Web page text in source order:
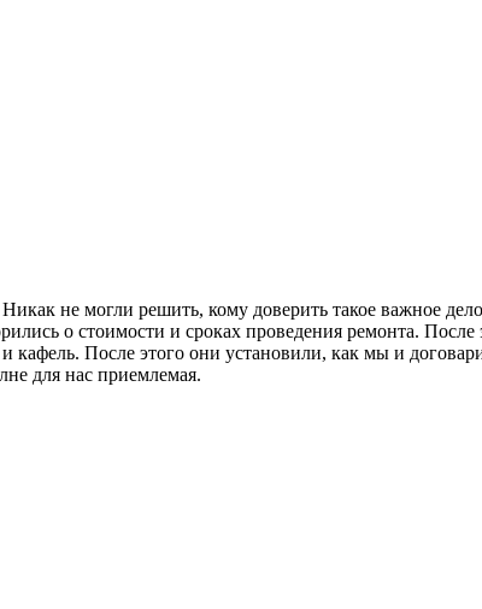
не могли решить, кому доверить такое важное
о стоимости и сроках проведения ремонта. После
После этого они установили, как мы и
для нас приемлемая.